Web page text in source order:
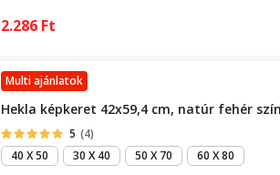
2.286 Ft
Multi ajánlatok
Hekla képkeret 42x59,4 cm, natúr fehér
5 (4)
40 X 50
30 X 40 50 X 70
60 X 80